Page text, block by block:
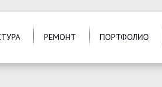
РЕМОНТ ПОРТФОЛИО